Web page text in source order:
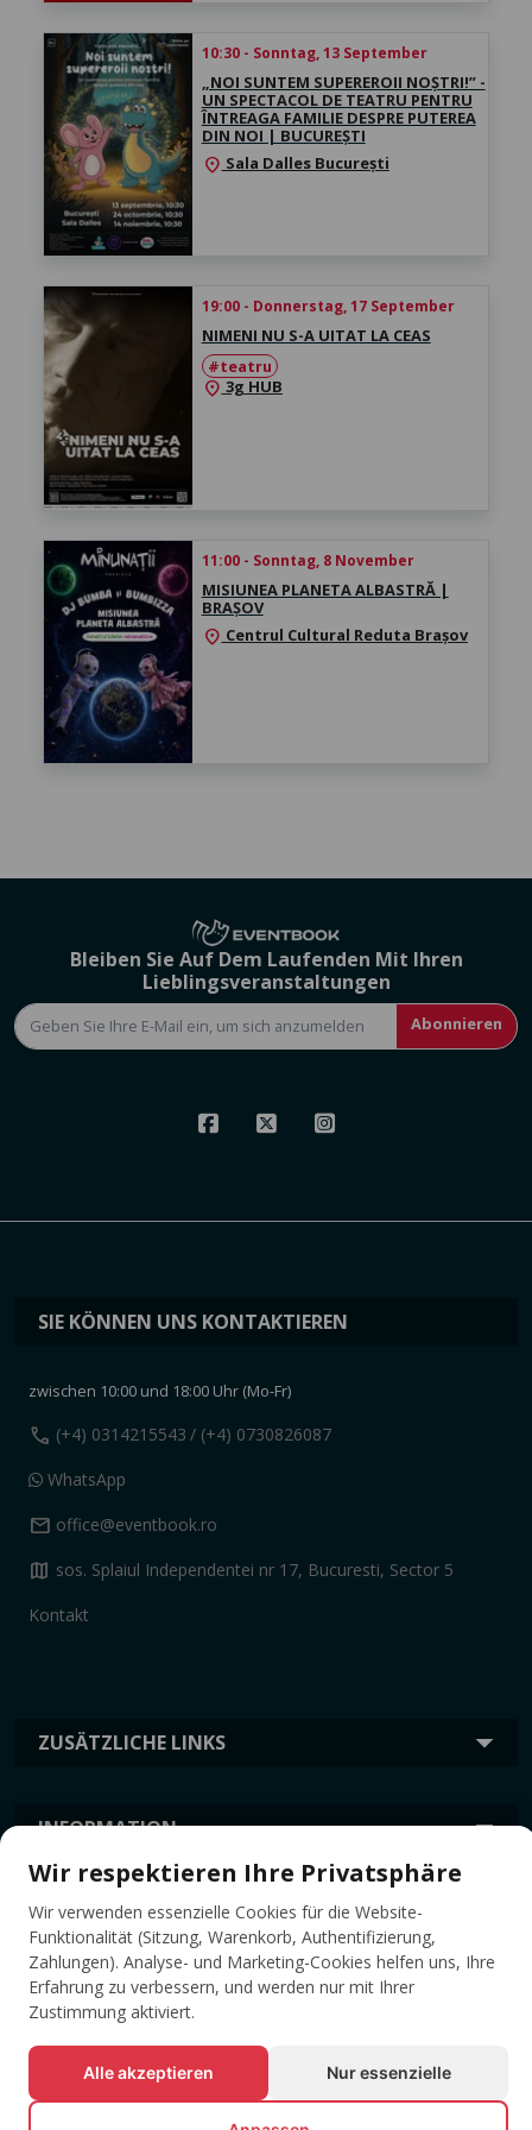
10:30 - Sonntag, 13 September
„NOI SUNTEM SUPEREROII NOȘTRI!” -
UN SPECTACOL DE TEATRU PENTRU
ÎNTREAGA FAMILIE DESPRE PUTEREA
DIN NOI | BUCUREȘTI
location_on Sala Dalles București
19:00 - Donnerstag, 17 September
NIMENI NU S-A UITAT LA CEAS
#teatru
location_on3g HUB
11:00 - Sonntag, 8 November
MISIUNEA PLANETA ALBASTRĂ |
BRAȘOV
location_on Centrul Cultural Reduta Brașov
Bleiben Sie Auf Dem Laufenden Mit Ihren
Lieblingsveranstaltungen
Abonnieren
ZUSÄTZLICHE LINKS
INFORMATION
SIE KÖNNEN UNS KONTAKTIEREN
zwischen 10:00 und 18:00 Uhr (Mo-Fr)
call (+4) 0314215543 / (+4) 0730826087
WhatsApp
mail office@eventbook.ro
map sos. Splaiul Independentei nr 17, Bucuresti, Sector 5
Kontakt
TAGS
Wir respektieren Ihre Privatsphäre
Wir verwenden essenzielle Cookies für die Website-
Funktionalität (Sitzung, Warenkorb, Authentifizierung,
Zahlungen). Analyse- und Marketing-Cookies helfen uns, Ihre
Erfahrung zu verbessern, und werden nur mit Ihrer
Zustimmung aktiviert.
Alle akzeptieren Nur essenzielle